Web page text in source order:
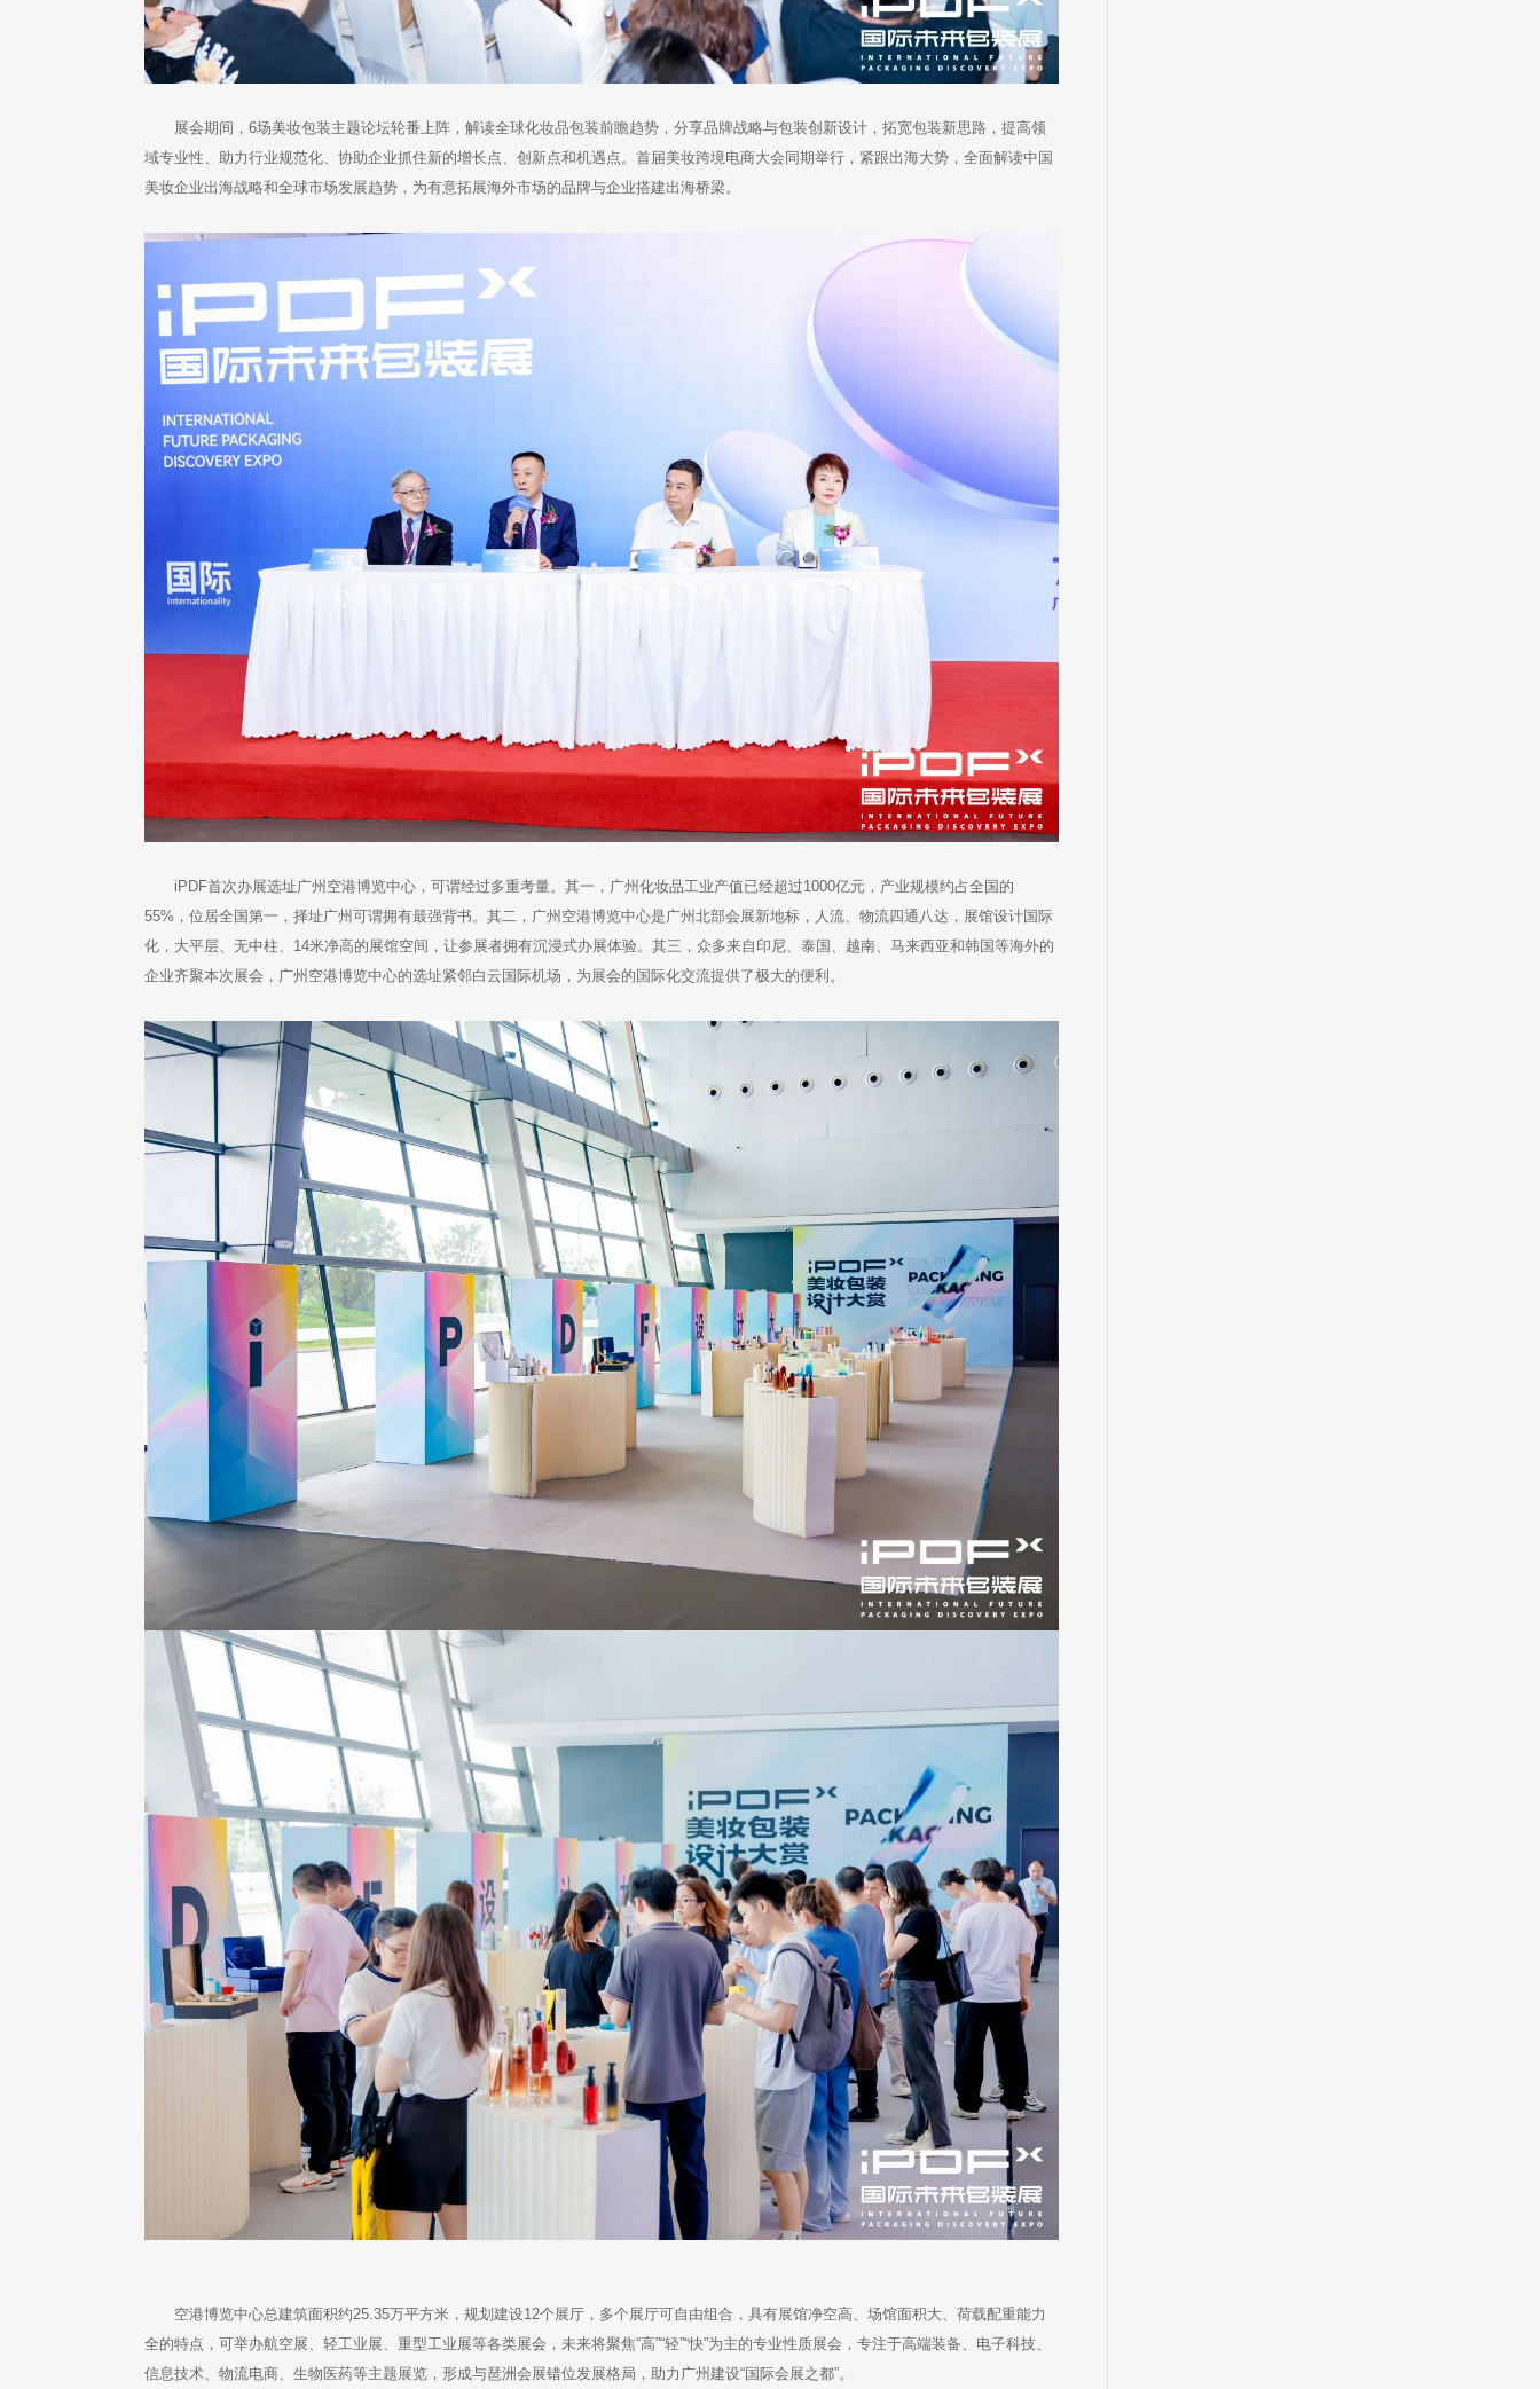
展会期间，6场美妆包装主题论坛轮番上阵，解读全球化妆品包装前瞻趋势，分享品牌战略与包装创新设计，拓宽包装新思路，提高领
域专业性、助力行业规范化、协助企业抓住新的增长点、创新点和机遇点。首届美妆跨境电商大会同期举行，紧跟出海大势，全面解读中国
美妆企业出海战略和全球市场发展趋势，为有意拓展海外市场的品牌与企业搭建出海桥梁。
iPDF首次办展选址广州空港博览中心，可谓经过多重考量。其一，广州化妆品工业产值已经超过1000亿元，产业规模约占全国的
55%，位居全国第一，择址广州可谓拥有最强背书。其二，广州空港博览中心是广州北部会展新地标，人流、物流四通八达，展馆设计国际
化，大平层、无中柱、14米净高的展馆空间，让参展者拥有沉浸式办展体验。其三，众多来自印尼、泰国、越南、马来西亚和韩国等海外的
企业齐聚本次展会，广州空港博览中心的选址紧邻白云国际机场，为展会的国际化交流提供了极大的便利。
空港博览中心总建筑面积约25.35万平方米，规划建设12个展厅，多个展厅可自由组合，具有展馆净空高、场馆面积大、荷载配重能力
全的特点，可举办航空展、轻工业展、重型工业展等各类展会，未来将聚焦“高”“轻”“快”为主的专业性质展会，专注于高端装备、电子科技、
信息技术、物流电商、生物医药等主题展览，形成与琶洲会展错位发展格局，助力广州建设“国际会展之都”。